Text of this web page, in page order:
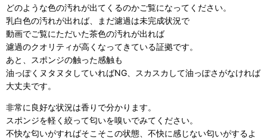
どのような色の汚れが出てくるのかご覧になってください。
乳白色の汚れが出れば、まだ濾過は未完成状況で
動画でご覧にただいた茶色の汚れが出れば
濾過のクオリティが高くなってきている証拠です。
あと、スポンジの触った感触も
油っぽくヌタヌタしていればNG、スカスカして油っぽさがなければ
大丈夫です。
非常に良好な状況は香りで分かります。
スポンジを軽く絞って匂いを嗅いでみてください。
不快な匂いがすればそこそこの状態、不快に感じない匂いがするよ